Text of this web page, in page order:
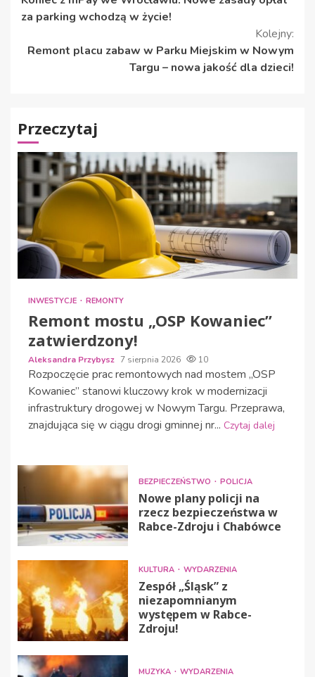
czytanie
za parking wchodzą w życie!
Kolejny:
Remont placu zabaw w Parku Miejskim w Nowym
Targu – nowa jakość dla dzieci!
Przeczytaj
INWESTYCJE REMONTY
Remont mostu „OSP Kowaniec”
zatwierdzony!
Aleksandra Przybysz 7 sierpnia 2026 10
Rozpoczęcie prac remontowych nad mostem „OSP
Kowaniec” stanowi kluczowy krok w modernizacji
infrastruktury drogowej w Nowym Targu. Przeprawa,
znajdująca się w ciągu drogi gminnej nr... Czytaj dalej
BEZPIECZEŃSTWO POLICJA
Nowe plany policji na
rzecz bezpieczeństwa w
Rabce-Zdroju i Chabówce
KULTURA WYDARZENIA
Zespół „Śląsk” z
niezapomnianym
występem w Rabce-
Zdroju!
MUZYKA WYDARZENIA